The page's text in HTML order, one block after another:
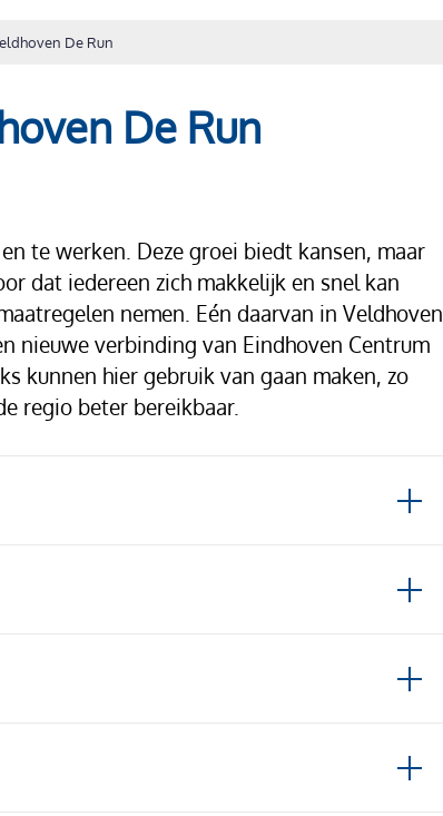
De Run
De Run
te werken. Deze groei biedt kansen, maar
dat iedereen zich makkelijk en snel kan
nemen. Eén daarvan in Veldhoven
nieuwe verbinding van Eindhoven Centrum
kunnen hier gebruik van gaan maken, zo
regio beter bereikbaar.